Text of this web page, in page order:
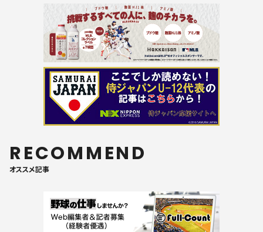
RECOMMEND
オススメ記事